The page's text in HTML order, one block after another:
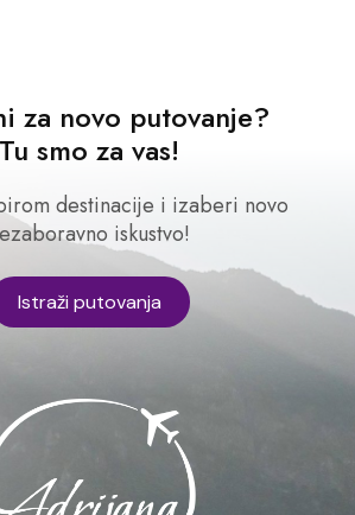
za novo putovanje?
Tu smo za vas!
destinacije i izaberi novo
iskustvo!
Istraži putovanja